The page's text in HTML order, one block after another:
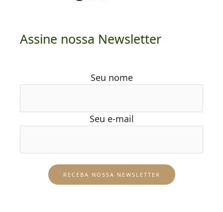
Assine nossa Newsletter
Seu nome
Seu e-mail